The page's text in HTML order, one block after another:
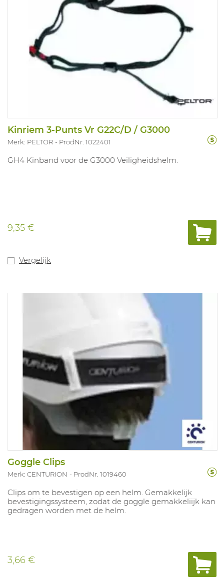
Kinriem 3-Punts Vr G22C/D / G3000
Merk: PELTOR ProdNr. 1022401
GH4 Kinband voor de G3000 Veiligheidshelm.
9,35 €
Vergelijk
Goggle Clips
Merk: CENTURION ProdNr. 1019460
Clips om te bevestigen op een helm. Gemakkelijk
bevestigingssysteem, zodat de goggle gemakkeliijk kan
gedragen worden met de helm.
3,66 €